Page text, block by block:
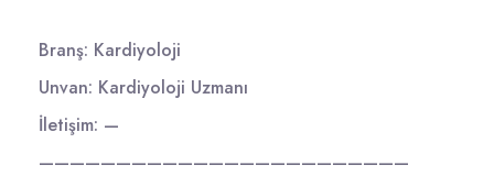
Branş: Kardiyoloji
Unvan: Kardiyoloji Uzmanı
İletişim: —
————————————————————————